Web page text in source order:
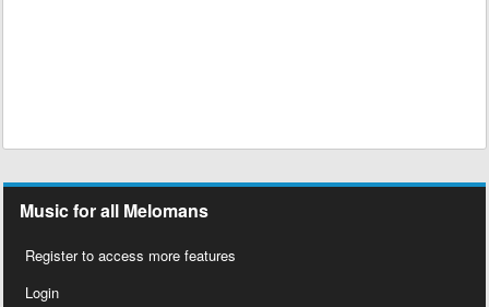
Music for all Melomans
Register to access more features
Login